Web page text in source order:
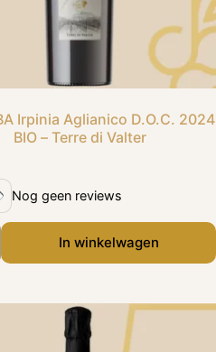
Irpinia Aglianico D.O.C. 2024
BIO – Terre di Valter
Nog geen reviews
In winkelwagen